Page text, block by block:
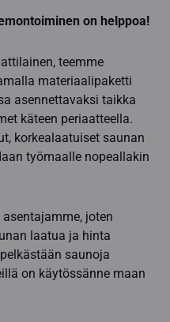
on helppoa!
teemme
materiaalipaketti
asennettavaksi taikka
käteen periaatteella.
korkealaatuiset saunan
työmaalle nopeallakin
joten
laatua ja hinta
saunoja
on käytössänne maan